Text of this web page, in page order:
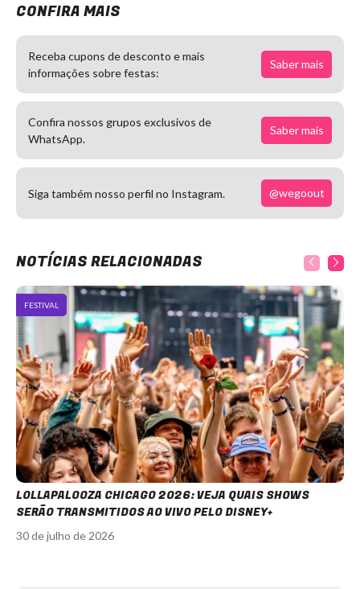
CONFIRA MAIS
Receba cupons de desconto e mais
informações sobre festas:
Saber mais
Confira nossos grupos exclusivos de
WhatsApp.
Saber mais
Siga também nosso perfil no Instagram. @wegoout
NOTÍCIAS RELACIONADAS
FESTIVAL
LOLLAPALOOZA CHICAGO 2026: VEJA QUAIS SHOWS
SERÃO TRANSMITIDOS AO VIVO PELO DISNEY+
30 de julho de 2026